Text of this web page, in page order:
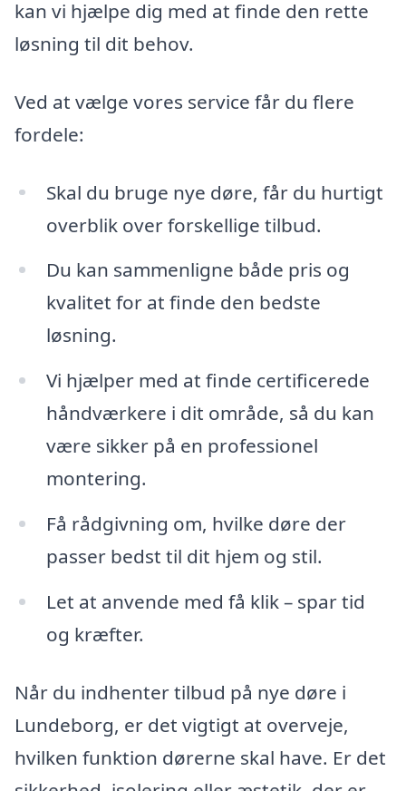
kan vi hjælpe dig med at finde den rette
løsning til dit behov.
Ved at vælge vores service får du flere
fordele:
Skal du bruge nye døre, får du hurtigt
overblik over forskellige tilbud.
Du kan sammenligne både pris og
kvalitet for at finde den bedste
løsning.
Vi hjælper med at finde certificerede
håndværkere i dit område, så du kan
være sikker på en professionel
montering.
Få rådgivning om, hvilke døre der
passer bedst til dit hjem og stil.
Let at anvende med få klik – spar tid
og kræfter.
Når du indhenter tilbud på nye døre i
Lundeborg, er det vigtigt at overveje,
hvilken funktion dørerne skal have. Er det